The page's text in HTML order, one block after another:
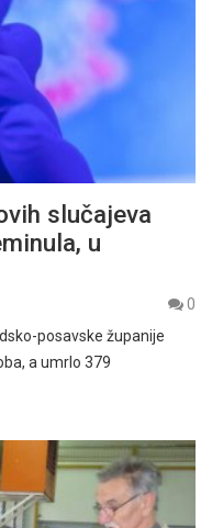
slučajeva
u
0
posavske županije
a umrlo 379